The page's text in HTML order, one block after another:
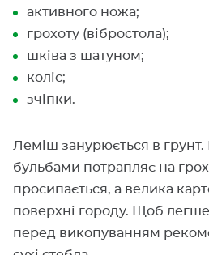
активного ножа;
грохоту (вібростола);
шківа з шатуном;
коліс;
зчіпки.
Леміш занурюється в грунт.
бульбами потрапляє на
просипається, а велика
поверхні городу. Щоб
перед викопуванням